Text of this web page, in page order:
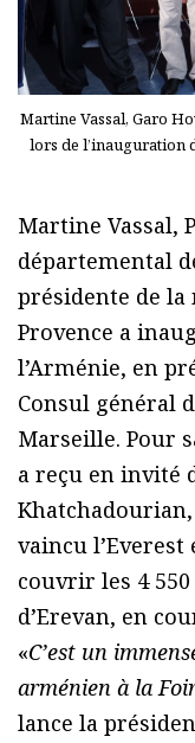
Martine Vassal, Garo
lors de l’inauguration
Martine Vassal,
départemental
présidente de
Provence a
l’Arménie, en
Consul général
Marseille. Pour
a reçu en invité
vaincu
couvrir les 4
d’Erevan, en
«C’est un
arménien à la
lance la